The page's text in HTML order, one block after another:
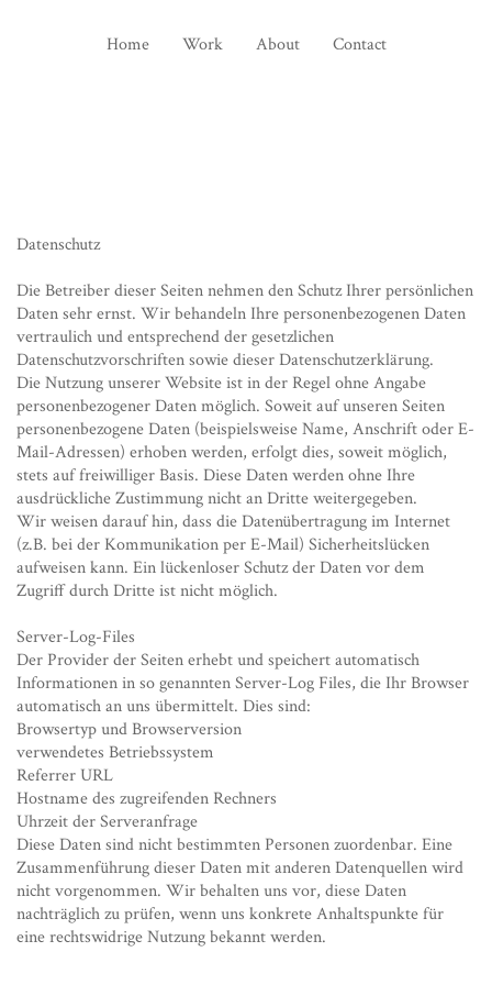
Home Work About Contact
Datenschutz
Die Betreiber dieser Seiten nehmen den Schutz Ihrer persönlichen
Daten sehr ernst. Wir behandeln Ihre personenbezogenen Daten
vertraulich und entsprechend der gesetzlichen
Datenschutzvorschriften sowie dieser Datenschutzerklärung.
Die Nutzung unserer Website ist in der Regel ohne Angabe
personenbezogener Daten möglich. Soweit auf unseren Seiten
personenbezogene Daten (beispielsweise Name, Anschrift oder E-
Mail-Adressen) erhoben werden, erfolgt dies, soweit möglich,
stets auf freiwilliger Basis. Diese Daten werden ohne Ihre
ausdrückliche Zustimmung nicht an Dritte weitergegeben.
Wir weisen darauf hin, dass die Datenübertragung im Internet
(z.B. bei der Kommunikation per E-Mail) Sicherheitslücken
aufweisen kann. Ein lückenloser Schutz der Daten vor dem
Zugriff durch Dritte ist nicht möglich.
Server-Log-Files
Der Provider der Seiten erhebt und speichert automatisch
Informationen in so genannten Server-Log Files, die Ihr Browser
automatisch an uns übermittelt. Dies sind:
Browsertyp und Browserversion
verwendetes Betriebssystem
Referrer URL
Hostname des zugreifenden Rechners
Uhrzeit der Serveranfrage
Diese Daten sind nicht bestimmten Personen zuordenbar. Eine
Zusammenführung dieser Daten mit anderen Datenquellen wird
nicht vorgenommen. Wir behalten uns vor, diese Daten
nachträglich zu prüfen, wenn uns konkrete Anhaltspunkte für
eine rechtswidrige Nutzung bekannt werden.